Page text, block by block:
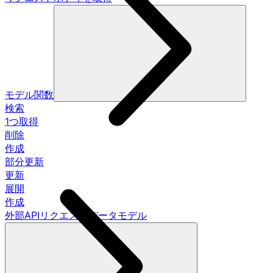
モデル関数
検索
1つ取得
削除
作成
部分更新
更新
展開
作成
外部APIリクエストデータモデル